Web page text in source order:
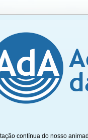
contínua do nosso